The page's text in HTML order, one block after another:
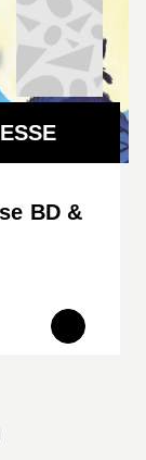
BD &